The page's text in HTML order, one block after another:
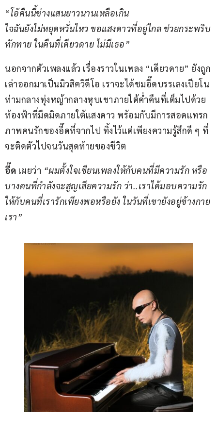
“โอ้คืนนี้ช่างแสนยาวนานเหลือเกิน
ใจฉันยังไม่หยุดหวั่นไหว ขอแสงดาวที่อยู่ไกล ช่วยกระพริบ
ทักทาย ในคืนที่เดียวดาย ไม่มีเธอ”
นอกจากตัวเพลงแล้ว เรื่องราวในเพลง “เดียวดาย” ยังถูก
เล่าออกมาเป็นมิวสิควิดีโอ เราจะได้ชมอี๊ดบรรเลงเปียโน
ท่ามกลางทุ่งหญ้ากลางหุบเขาภายใต้ค่ำคืนที่เต็มไปด้วย
ท้องฟ้าที่มืดมิดภายใต้แสงดาว พร้อมกับมีการสอดแทรก
ภาพคนรักของอี๊ดที่จากไป ทิ้งไว้แต่เพียงความรู้สึกดี ๆ ที่
จะติดตัวไปจนวันสุดท้ายของชีวิต
อี๊ด เผยว่า “ผมตั้งใจเขียนเพลงให้กับคนที่มีความรัก หรือ
บางคนที่กำลังจะสูญเสียความรัก ว่า..เราได้มอบความรัก
ให้กับคนที่เรารักเพียงพอหรือยัง ในวันที่เขายังอยู่ข้างกาย
เรา”